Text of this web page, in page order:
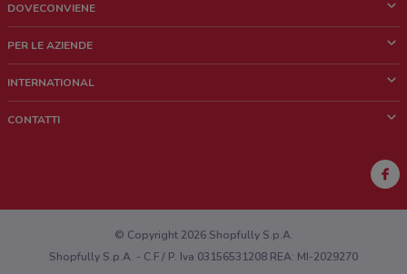
DOVECONVIENE
Chi siamo
Lavora con noi
PER LE AZIENDE
Richieste commerciali e marketing
INTERNATIONAL
CONTATTI
Hai un malfunzionamento sul web o sull'app?
© Copyright 2026 Shopfully S.p.A.
Shopfully S.p.A. - C.F / P. Iva 03156531208 REA: MI-2029270